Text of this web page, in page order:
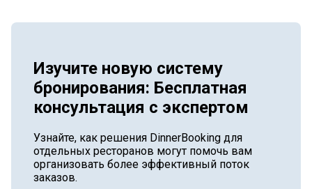
Изучите новую систему
бронирования: Бесплатная
консультация с экспертом
Узнайте, как решения DinnerBooking для
отдельных ресторанов могут помочь вам
организовать более эффективный поток
заказов.